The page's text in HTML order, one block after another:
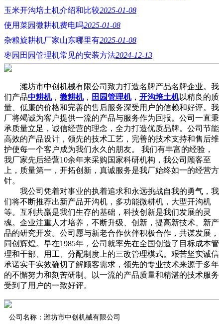
玉米开沟培土机介绍和比较2025-01-08
使用菜园微耕机费电吗2025-01-08
杂粮旋耕机厂家山东哪里有2025-01-08
枣园田园管理机常见的安装方法2024-12-13
潍坊市中创机械有限公司致力打造名牌产品名牌企业。我
们产品中耕机， 微耕机， 田园管理机， 开沟培土机以精良的质
量、低廉的价格和完善的售后服务深受用户的信赖和好评。我
厂将竭诚为客户提供一流的产品与服务作为回报。公司一直秉
承质量立足，诚信经营的理念，全力打造优质品牌。公司节能
高效的产品设计，领先的技术工艺，完善的技术支持和售后维
护使每一个客户成为我们永久的朋友。 我们有丰富的经验，
我厂家先后经营10余年来采购国家科研机构，我公司顾客至
上，质量第一，开拓创新，真诚服务是我厂始终如一的经营方
针。
我公司凭着对事业的执着追求和永远挑战自我的勇气，我
们将不断推荐出新产品开沟机，多功能微耕机，大型开沟机
等。互利共羸是我们生存的基础，科技创新是我们发展的灵
魂。企业注重人才培养，不断升级、创新，提高新技术、新产
品的研究开发。公司愿与新老合作伙伴积极合作，共谋发展，
同创辉煌。早在1985年，公司就率先在全国创造了目标成本管
理和干部、用工、分配制度上的三改管理模式。艰苦坚实诚信
承诺实干实效确切了解顾客需求，领先的专业技术来源于多年
的不懈努力和刻苦研制。以一流的产品质量和精湛的技术服务
受到了用户的一致好评。
公司名称：潍坊市中创机械有限公司